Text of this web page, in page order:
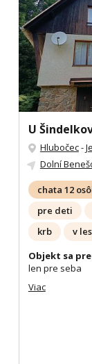
U
Hlubočec-
Dolní
chata 12
pre deti
krb
v
Objekt sa
len pre seba
Viac